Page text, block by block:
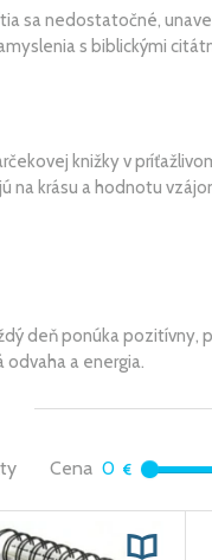
sa nedostatočné,
s biblickými
knižky v
na krásu a hodnotu
deň ponúka pozitívny,
a energia.
Cena 0